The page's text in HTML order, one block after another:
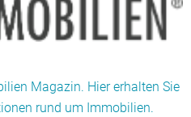
Magazin. Hier erhalten Sie
rund um Immobilien.